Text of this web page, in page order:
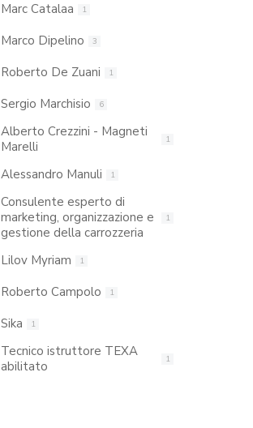
Marc Catalaa 1
Marco Dipelino 3
Roberto De Zuani 1
Sergio Marchisio 6
Alberto Crezzini - Magneti
Marelli
1
Alessandro Manuli 1
Consulente esperto di
marketing, organizzazione e
gestione della carrozzeria
1
Lilov Myriam 1
Roberto Campolo 1
Sika 1
Tecnico istruttore TEXA
abilitato
1